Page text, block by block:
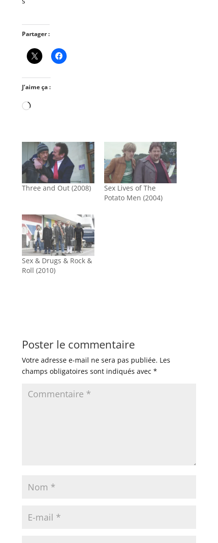
Partager :
J’aime ça :
Chargement…
Three and Out (2008)
Sex Lives of The
Potato Men (2004)
Sex & Drugs & Rock &
Roll (2010)
Poster le commentaire
Votre adresse e-mail ne sera pas publiée. Les
champs obligatoires sont indiqués avec *